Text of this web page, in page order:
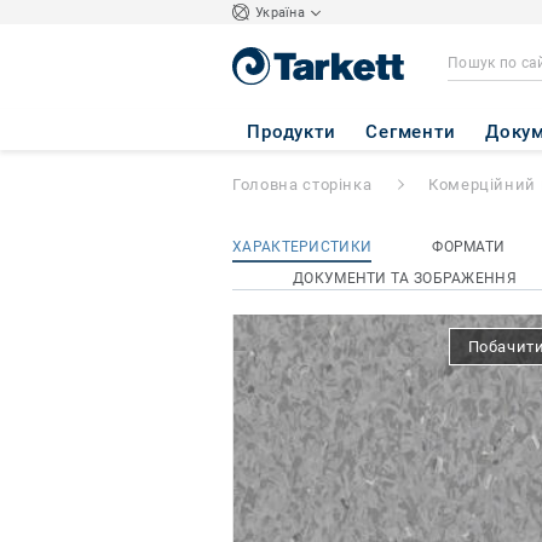
Україна
Продукти Сегменти
iQ GRANIT -
Головна сторінка Комерційний
ХАРАКТЕРИСТИКИ
ФОРМАТИ
ДОКУМЕНТИ ТА ЗОБРАЖЕННЯ
Побачити